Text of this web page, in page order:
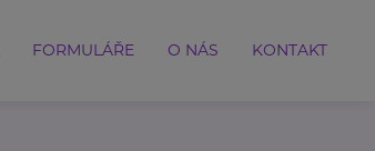
FORMULÁŘE O NÁS KONTAKT